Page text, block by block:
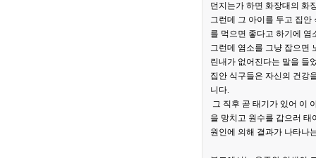
던지는가 하면 화장대의 화
그런데 그 아이를 두고 집
를 먹으면 좋다고 하기에
그런데 염소를 그냥 잡으면
린내가 없어진다는 말을 들
집안 식구들은 자신의 건강
니다.
그 직후 곧 태기가 있어 이
을 망치고 원수를 갑으러
원인에 의해 결과가 나타나